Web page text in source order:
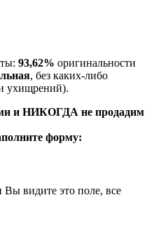
93,62% оригинальности
, без каких-либо
ухищрений).
и НИКОГДА не продадим
форму:
Вы видите это поле, все